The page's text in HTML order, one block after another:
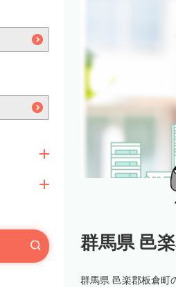
群馬県 邑
群馬県 邑楽郡板倉町